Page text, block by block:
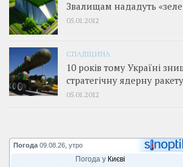
Звалищам нададуть
05.01.2012
СПАДЩИНА
10 років тому Україні
стратегічну ядерну ракету
05.01.2012
Погода 09.08.26, утро
Погода у Києві